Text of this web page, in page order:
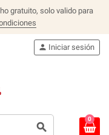
gratuito, solo valido para
search
person Iniciar sesión
0